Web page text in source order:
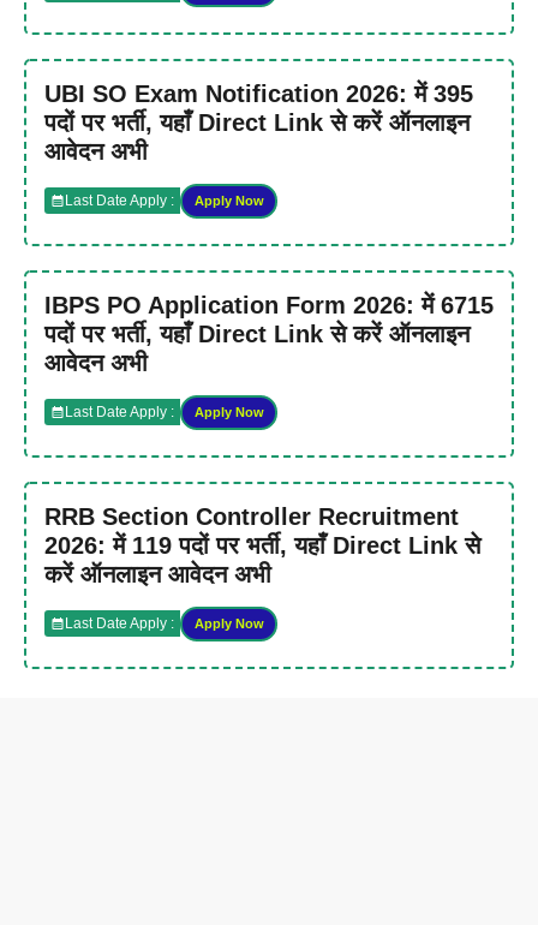
UBI SO Exam Notification 2026: में 395
पदों पर भर्ती, यहाँ Direct Link से करें ऑनलाइन
आवेदन अभी
Last Date Apply : Apply Now
IBPS PO Application Form 2026: में 6715
पदों पर भर्ती, यहाँ Direct Link से करें ऑनलाइन
आवेदन अभी
Last Date Apply : Apply Now
RRB Section Controller Recruitment
2026: में 119 पदों पर भर्ती, यहाँ Direct Link से
करें ऑनलाइन आवेदन अभी
Last Date Apply : Apply Now